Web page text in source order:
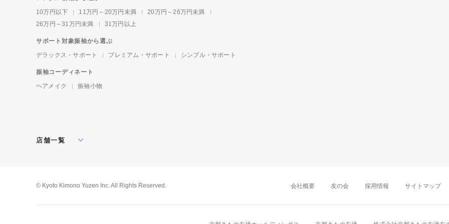
10万円以下
11万円～20万円未満
20万円～26万円未満
26万円～31万円未満
31万円以上
サポート対象振袖から選ぶ
デラックス・サポート
プレミアム・サポート シンプル・サポート
振袖コーディネート
ヘアメイク
振袖小物
店舗一覧
松戸店
東京本館 新宿店
八王子店
近畿
大阪難波店 京
岡山店 広島店
© Kyoto Kimono Yuzen Inc. All Rights Reserved. 会社概要 友の会 採用情報 サイトマップ